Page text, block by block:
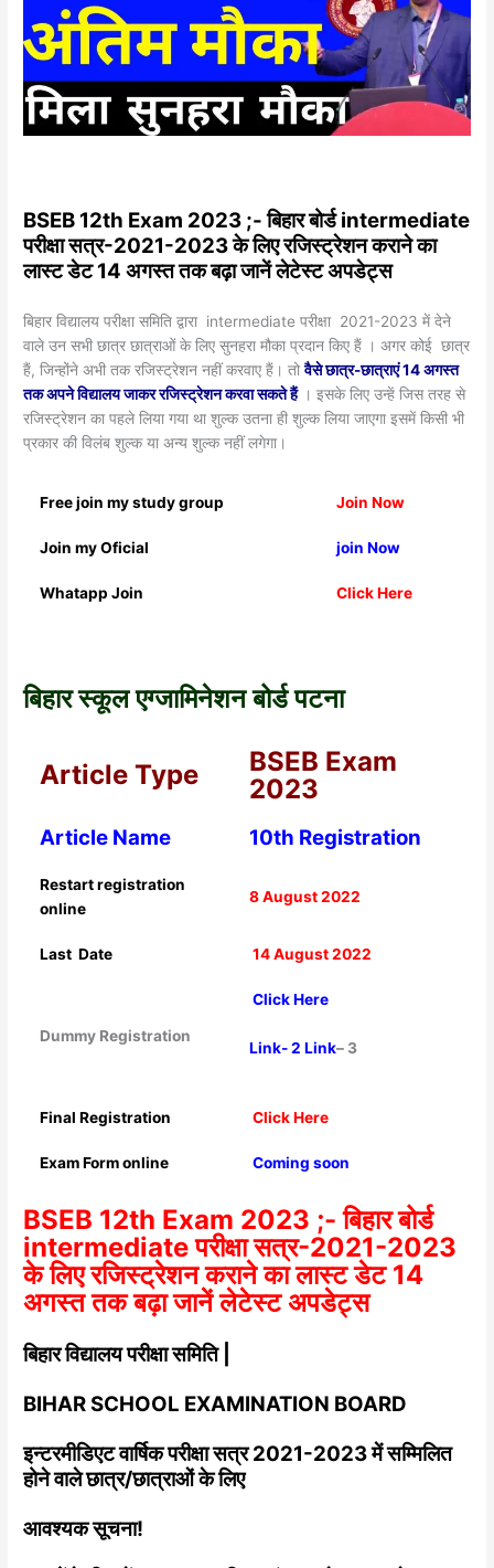
BSEB 12th Exam 2023 ;- बिहार बोर्ड intermediate
परीक्षा सत्र-2021-2023 के लिए रजिस्ट्रेशन कराने का
लास्ट डेट 14 अगस्त तक बढ़ा जानें लेटेस्ट अपडेट्स
बिहार विद्यालय परीक्षा समिति द्वारा intermediate परीक्षा 2021-2023 में देने
वाले उन सभी छात्र छात्राओं के लिए सुनहरा मौका प्रदान किए हैं । अगर कोई छात्र
हैं, जिन्होंने अभी तक रजिस्ट्रेशन नहीं करवाए हैं। तोवैसे छात्र-छात्राएं 14 अगस्त
तक अपने विद्यालय जाकर रजिस्ट्रेशन करवा सकते हैं । इसके लिए उन्हें जिस तरह से
रजिस्ट्रेशन का पहले लिया गया था शुल्क उतना ही शुल्क लिया जाएगा इसमें किसी भी
प्रकार की विलंब शुल्क या अन्य शुल्क नहीं लगेगा।
Free join my study group Join Now
Join my Oficial join Now
Whatapp Join Click Here
बिहार स्कूल एग्जामिनेशन बोर्ड पटना
Article Type
BSEB Exam
2023
Article Name 10th Registration
Restart registration
online
8 August 2022
Last Date 14 August 2022
Dummy Registration
Click Here
Link- 2 Link– 3
Final Registration Click Here
Exam Form online Coming soon
BSEB 12th Exam 2023 ;- बिहार बोर्ड
intermediate परीक्षा सत्र-2021-2023
के लिए रजिस्ट्रेशन कराने का लास्ट डेट 14
अगस्त तक बढ़ा जानें लेटेस्ट अपडेट्स
बिहार विद्यालय परीक्षा समिति |
BIHAR SCHOOL EXAMINATION BOARD
इन्टरमीडिएट वार्षिक परीक्षा सत्र 2021-2023 में सम्मिलित
होने वाले छात्र/छात्राओं के लिए
आवश्यक सूचना!